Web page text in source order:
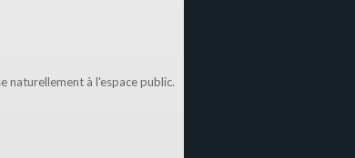
naturellement à l'espace public.